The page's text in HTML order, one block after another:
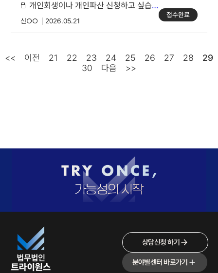
개인회생이나 개인파산 신청하고 싶습니다
신○○ 2026.05.21
접수완료
<< 이전 21 22 23 24 25 26 27 28
29
30
다음 >>
상담신청 하기
분야별센터 바로가기